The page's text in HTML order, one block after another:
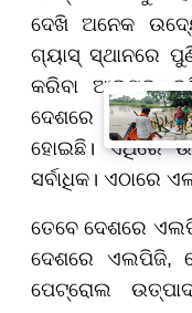
ଦେଖି ଅନେକ
ଗ୍ୟାସ୍ ସ୍ଥାନରେ
କରିବା ଆରମ୍ଭ
ଦେଶରେ ଏପ୍ରିଲ
ହୋଇଛି। ଏଥିରେ
ସର୍ବାଧିକ। ଏଠାରେ
ତେବେ ଦେଶରେ
ଦେଶରେ ଏଲପିଜି,
ପେଟ୍ରୋଲ